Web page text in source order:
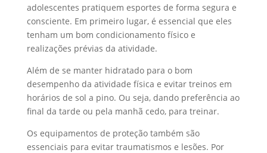
adolescentes pratiquem esportes de forma segura e
consciente. Em primeiro lugar, é essencial que eles
tenham um bom condicionamento físico e
realizações prévias da atividade.
Além de se manter hidratado para o bom
desempenho da atividade física e evitar treinos em
horários de sol a pino. Ou seja, dando preferência ao
final da tarde ou pela manhã cedo, para treinar.
Os equipamentos de proteção também são
essenciais para evitar traumatismos e lesões. Por